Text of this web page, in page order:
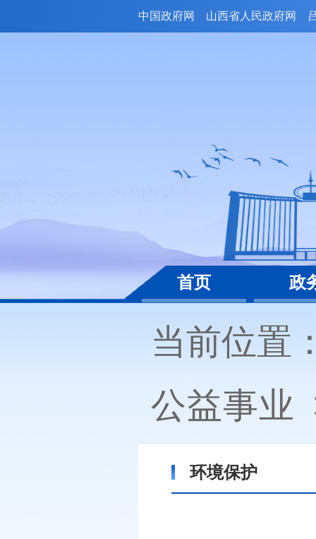
中国政府网 山西省人民政府网
首页 政
当前位置
公益事业
环境保护